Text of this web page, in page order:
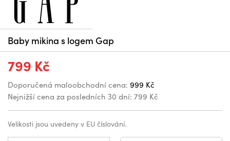
Baby mikina s logem Gap
799 Kč
Doporučená maloobchodní cena: 999 Kč
Nejnižší cena za posledních 30 dní: 799 Kč
Velikosti jsou uvedeny v EU číslování.